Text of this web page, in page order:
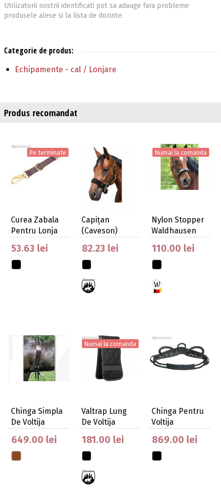
Utilizatorii nostrii identificati pot sa adauge fara probleme
produsele alese si la lista de dorinte.
Categorie de produs:
Echipamente - cal / Lonjare
Produs recomandat
Pe terminate
Curea Zabala
Pentru Lonja
53.63 lei
Capiţan
(Caveson)
Colorata Din
Chinga P…
82.23 lei
Numai la comanda
Nylon Stopper
Waldhausen
110.00 lei
Chinga Simpla
De Voltija
649.00 lei
Numai la comanda
Valtrap Lung
De Voltija
181.00 lei
Chinga Pentru
Voltija
869.00 lei